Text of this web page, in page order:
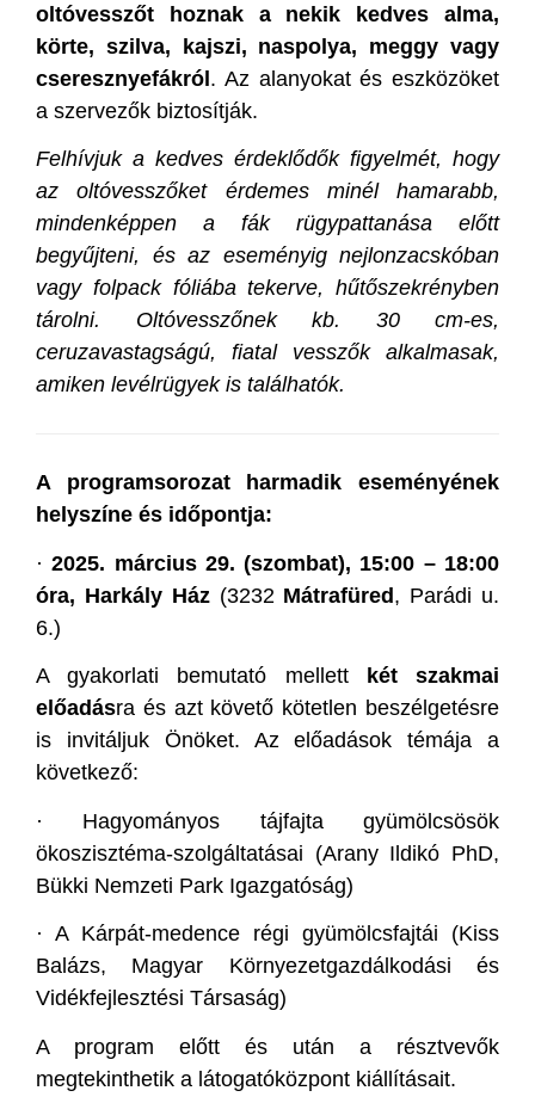
oltóvesszőt hoznak a nekik kedves alma,
körte, szilva, kajszi, naspolya, meggy vagy
cseresznyefákról. Az alanyokat és eszközöket
a szervezők biztosítják.
Felhívjuk a kedves érdeklődők figyelmét, hogy
az oltóvesszőket érdemes minél hamarabb,
mindenképpen a fák rügypattanása előtt
begyűjteni, és az eseményig nejlonzacskóban
vagy folpack fóliába tekerve, hűtőszekrényben
tárolni. Oltóvesszőnek kb. 30 cm-es,
ceruzavastagságú, fiatal vesszők alkalmasak,
amiken levélrügyek is találhatók.
A programsorozat harmadik eseményének
helyszíne és időpontja:
·2025. március 29. (szombat), 15:00 – 18:00
óra, Harkály Ház(3232 Mátrafüred, Parádi u.
6.)
A gyakorlati bemutató mellett
két szakmai
előadásra és azt követő kötetlen beszélgetésre
is invitáljuk Önöket. Az előadások témája a
következő:
· Hagyományos tájfajta gyümölcsösök
ökoszisztéma-szolgáltatásai (Arany Ildikó PhD,
Bükki Nemzeti Park Igazgatóság)
· A Kárpát-medence régi gyümölcsfajtái (Kiss
Balázs, Magyar Környezetgazdálkodási és
Vidékfejlesztési Társaság)
A program előtt és után a résztvevők
megtekinthetik a látogatóközpont kiállításait.